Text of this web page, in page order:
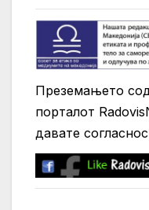
Преземањето
порталот
давате